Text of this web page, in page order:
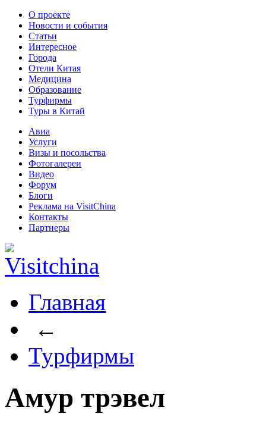
О проекте
Новости и события
Статьи
Интересное
Города
Отели Китая
Медицина
Образование
Турфирмы
Туры в Китай
Авиа
Услуги
Визы и посольства
Фотогалереи
Видео
Форум
Блоги
Реклама на VisitChina
Контакты
Партнеры
Главная
←
Турфирмы
Амур трэвел